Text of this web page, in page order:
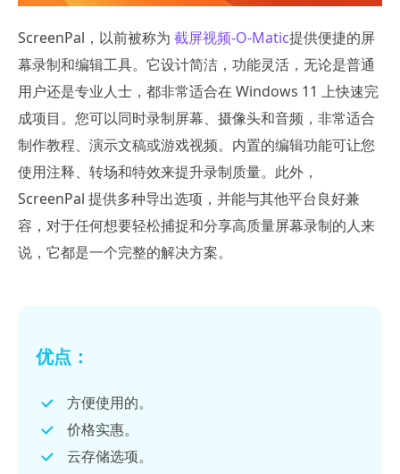
ScreenPal，以前被称为 截屏视频-O-Matic提供便捷的屏
幕录制和编辑工具。它设计简洁，功能灵活，无论是普通
用户还是专业人士，都非常适合在 Windows 11 上快速完
成项目。您可以同时录制屏幕、摄像头和音频，非常适合
制作教程、演示文稿或游戏视频。内置的编辑功能可让您
使用注释、转场和特效来提升录制质量。此外，
ScreenPal 提供多种导出选项，并能与其他平台良好兼
容，对于任何想要轻松捕捉和分享高质量屏幕录制的人来
说，它都是一个完整的解决方案。
优点：
方便使用的。
价格实惠。
云存储选项。